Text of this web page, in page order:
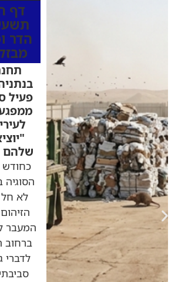
דף
הדר
פעיל
שלהם
הסוגיה
לא חל
המעבר
ברחוב
לדברי